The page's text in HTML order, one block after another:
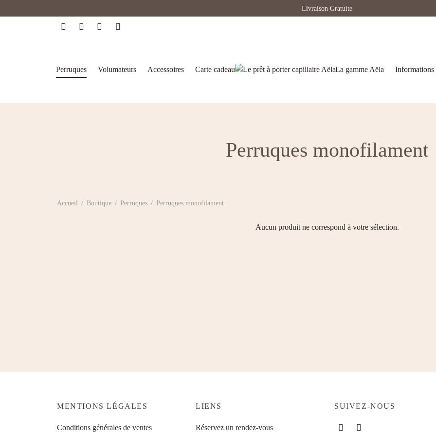
Livraison Gratuite
Perruques Volumateurs Accessoires Carte cadeau La gamme Aëla Informations
Perruques monofilament
Accueil / Boutique / Perruques / Perruques monofilament
Aucun produit ne correspond à votre sélection.
MENTIONS LÉGALES
Conditions générales de ventes
LIENS
Réservez un rendez-vous
SUIVEZ-NOUS